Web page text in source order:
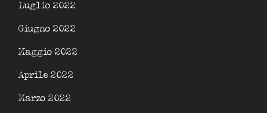
Luglio 2022
Giugno 2022
Maggio 2022
Aprile 2022
Marzo 2022